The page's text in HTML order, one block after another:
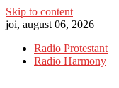
Skip to content
joi, august 06, 2026
Radio Protestant
Radio Harmony